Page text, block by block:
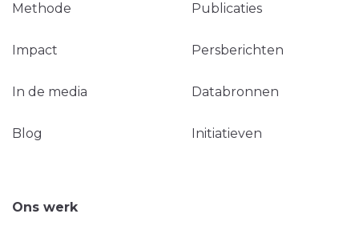
Methode Publicaties
Impact Persberichten
In de media Databronnen
Blog Initiatieven
Ons werk